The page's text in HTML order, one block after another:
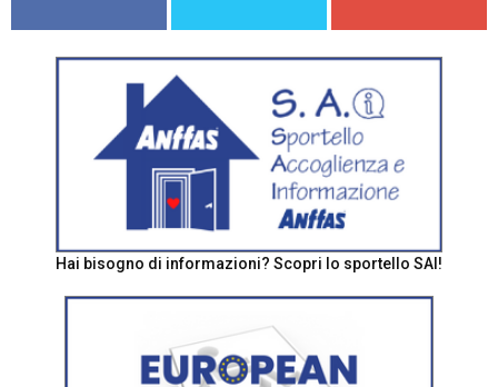
Hai bisogno di informazioni? Scopri lo sportello SAI!